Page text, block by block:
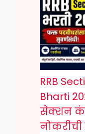
RRB
Bharti
सेक्शन
नोकरीची